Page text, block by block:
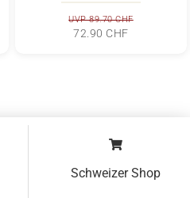
UVP 89.70 CHF
72.90 CHF
Schweizer Shop